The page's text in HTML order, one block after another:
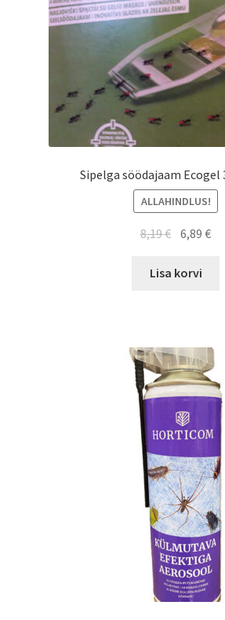
Sipelga söödajaam Ecogel
ALLAHINDLUS!
8,19€ 6,89€
Lisa korvi